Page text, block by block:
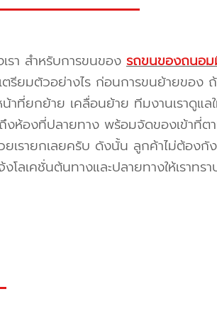
รา สำหรับการขนของ รถขนของถนอ
ตรียมตัวอย่างไร ก่อนการขนย้ายของ
าที่ยกย้าย เคลื่อนย้าย ทีมงานเราดูแล
ห้องที่ปลายทาง พร้อมจัดของเข้าที่ต
เรายกเลยครับ ดังนั้น ลูกค้าไม่ต้องกั
ลเคชั่นต้นทางและปลายทางให้เราท